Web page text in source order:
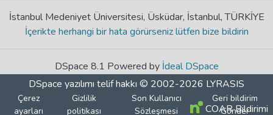
İstanbul Medeniyet Üniversitesi, Üsküdar, İstanbul, TÜRKİYE
İçerikte herhangi bir hata görürseniz lütfen bize bildirin
DSpace 8.1 Powered by İdeal DSpace
DSpace yazılımı telif hakkı © 2002-2026 LYRASIS
Çerez
ayarları
Gizlilik
politikası
Son Kullanıcı
Sözleşmesi
Geri bildirim
Gönder
COAR Bildirimi